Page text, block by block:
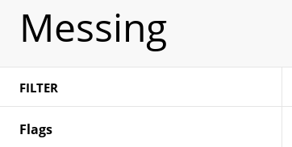
Messing
FILTER
Flags